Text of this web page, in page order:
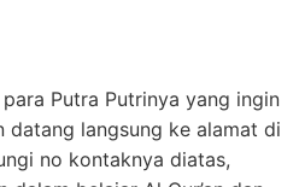
Putra Putrinya yang ingin
datang langsung ke alamat di
no kontaknya diatas,